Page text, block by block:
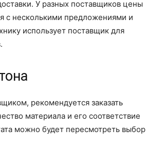
У разных поставщиков цены
с несколькими предложениями и
использует поставщик для
рекомендуется заказать
материала и его соответствие
можно будет пересмотреть выбор